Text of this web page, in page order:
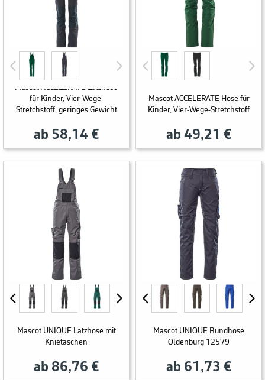
Mascot ACCELERATE Latzhose
für Kinder, Vier-Wege-
Stretchstoff, geringes Gewicht
ab 58,14 €
Mascot ACCELERATE Hose für
Kinder, Vier-Wege-Stretchstoff
ab 49,21 €
Mascot UNIQUE Latzhose mit
Knietaschen
ab 86,76 €
Mascot UNIQUE Bundhose
Oldenburg 12579
ab 61,73 €